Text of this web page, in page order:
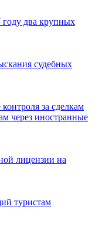
году два крупных
судебных
за сделкам
через иностранные
лицензии на
туристам